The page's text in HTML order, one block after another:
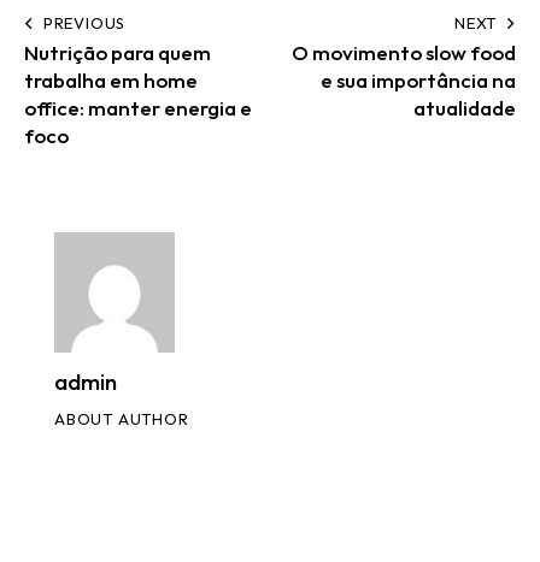
PREVIOUS
Nutrição para quem
trabalha em home
office: manter energia e
foco
NEXT
O movimento slow food
e sua importância na
atualidade
admin
ABOUT AUTHOR